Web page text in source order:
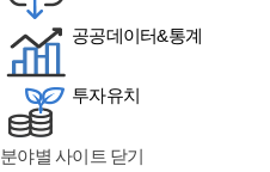
공공데이터&통계
투자유치
분야별 사이트 닫기